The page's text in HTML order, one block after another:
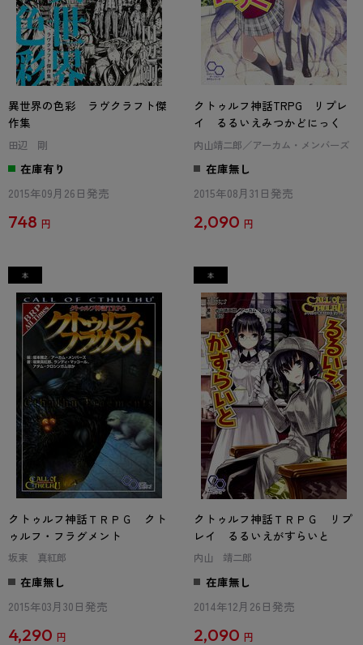
異世界の色彩 ラヴクラフト傑
作集
田辺 剛
在庫有り
2015年09月26日発売
748 円
クトゥルフ神話TRPG リプレ
イ るるいえみつかどにっく
内山靖二郎／アーカム・メンバーズ
在庫無し
2015年08月31日発売
2,090 円
クトゥルフ神話ＴＲＰＧ クト
ゥルフ・フラグメント
坂東 真紅郎
在庫無し
2015年03月30日発売
4,290 円
クトゥルフ神話ＴＲＰＧ リプ
レイ るるいえがすらいと
内山 靖二郎
在庫無し
2014年12月26日発売
2,090 円